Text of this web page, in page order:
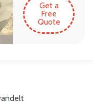
Get a
Free
Quote